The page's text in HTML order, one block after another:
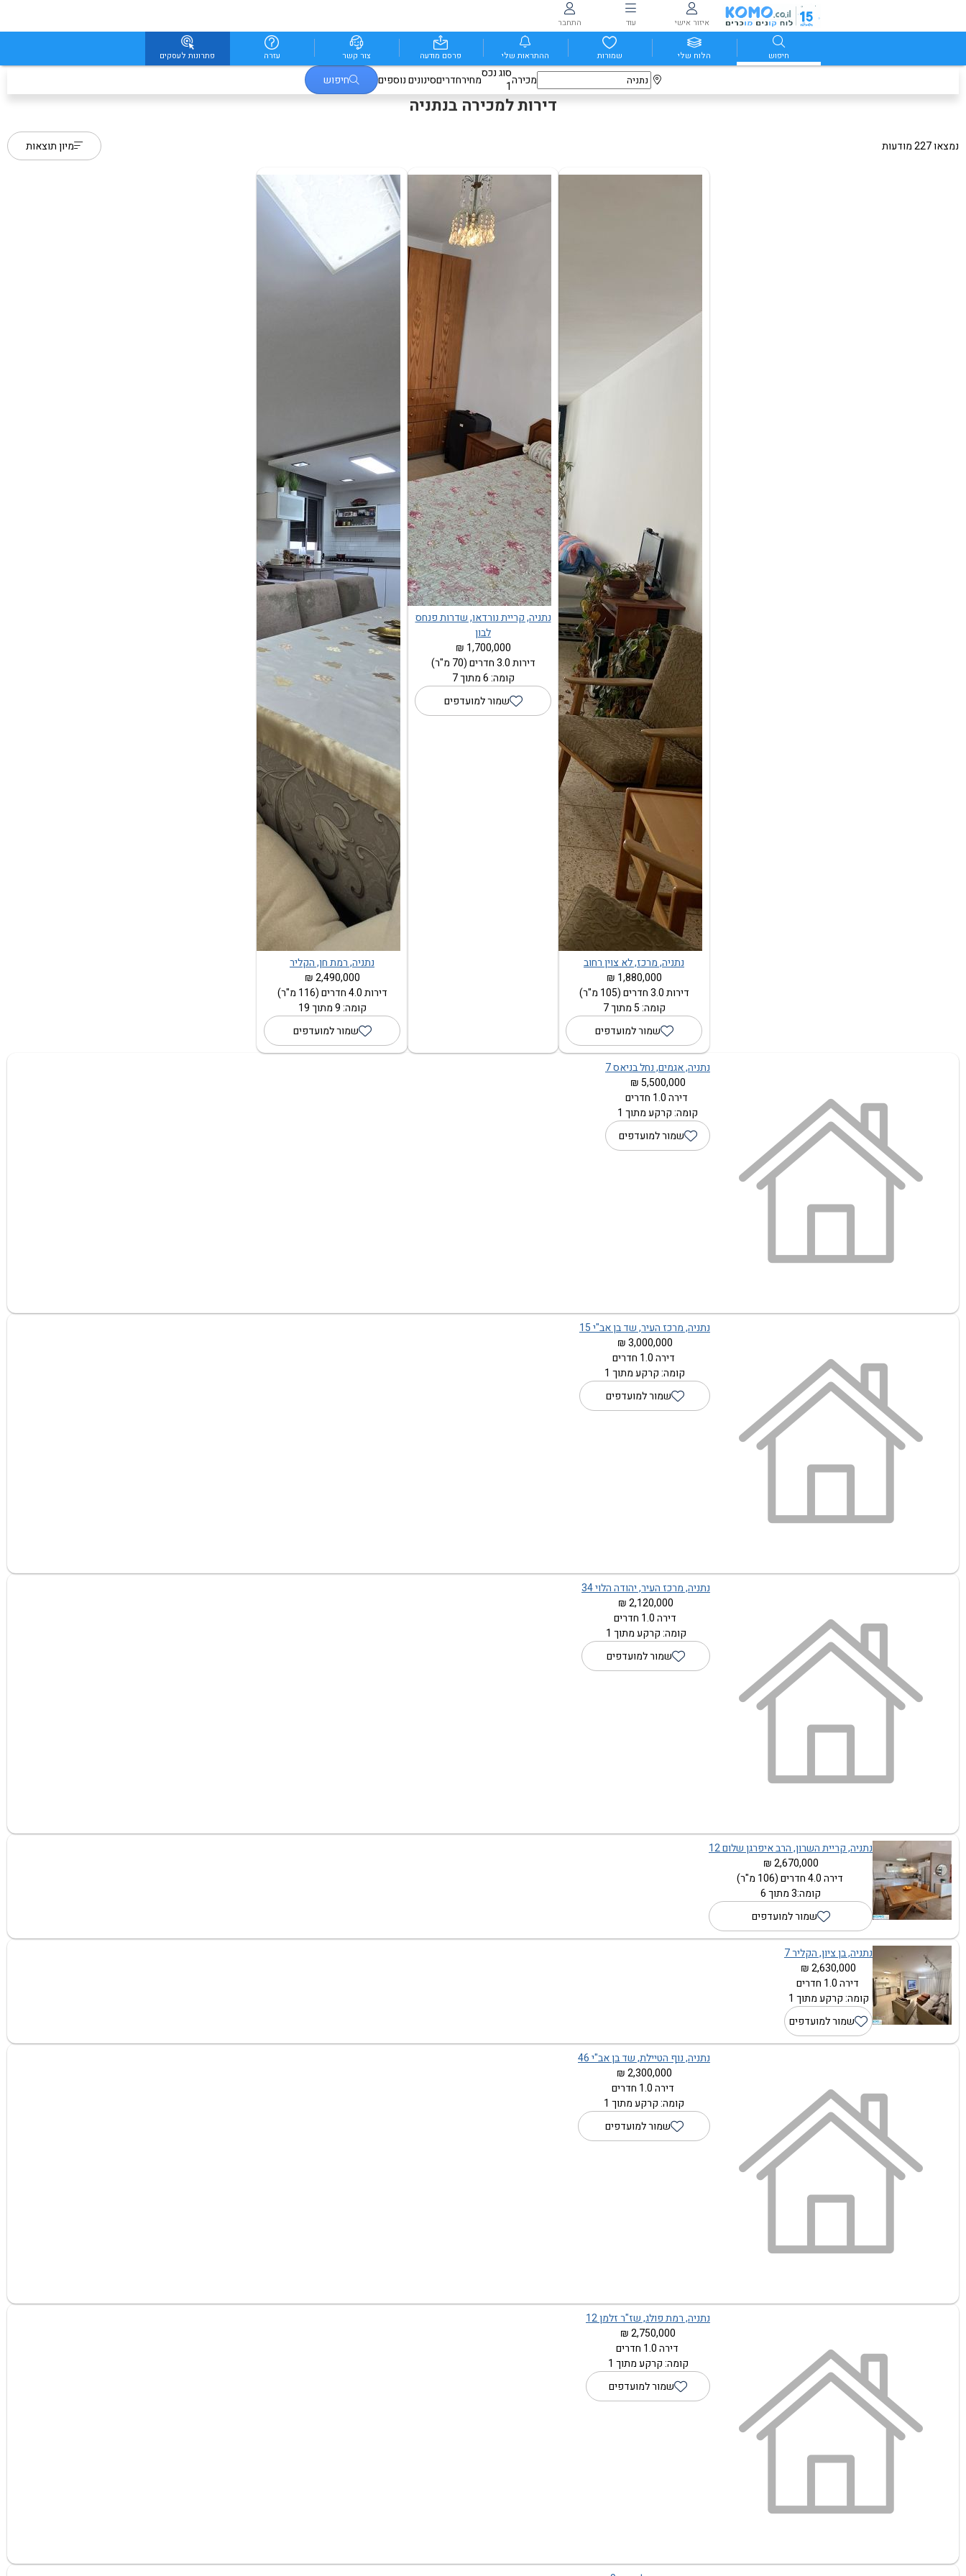
איזור אישי עוד התחבר
חיפוש הלוח שלי שמורות ההתראות שלי פרסם מודעה צור קשר עזרה פתרונות לעסקים
מכירהסוג נכס
1
מחירחדריםסינונים נוספים חיפוש
דירות למכירה בנתניה
נמצאו 227 מודעות מיון תוצאות
נתניה, מרכז, לא צוין רחוב
1,880,000 ₪
דירות 3.0 חדרים (105 מ"ר)
קומה: 5 מתוך 7
שמור למועדפים
נתניה, קריית נורדאו, שדרות פנחס
לבון
1,700,000 ₪
דירות 3.0 חדרים (70 מ"ר)
קומה: 6 מתוך 7
שמור למועדפים
נתניה, רמת חן, הקליר
2,490,000 ₪
דירות 4.0 חדרים (116 מ"ר)
קומה: 9 מתוך 19
שמור למועדפים
נתניה, אגמים, נחל בניאס 7
5,500,000 ₪
דירה 1.0 חדרים
קומה: קרקע מתוך 1
שמור למועדפים
נתניה, מרכז העיר, שד בן אב"י 15
3,000,000 ₪
דירה 1.0 חדרים
קומה: קרקע מתוך 1
שמור למועדפים
נתניה, מרכז העיר, יהודה הלוי 34
2,120,000 ₪
דירה 1.0 חדרים
קומה: קרקע מתוך 1
שמור למועדפים
נתניה, קריית השרון, הרב איפרגן שלום 12
2,670,000 ₪
דירה 4.0 חדרים (106 מ"ר)
קומה:3 מתוך 6
שמור למועדפים
נתניה, בן ציון, הקליר 7
2,630,000 ₪
דירה 1.0 חדרים
קומה: קרקע מתוך 1
שמור למועדפים
נתניה, נוף הטיילת, שד בן אב"י 46
2,300,000 ₪
דירה 1.0 חדרים
קומה: קרקע מתוך 1
שמור למועדפים
נתניה, רמת פולג, שז"ר זלמן 12
2,750,000 ₪
דירה 1.0 חדרים
קומה: קרקע מתוך 1
שמור למועדפים